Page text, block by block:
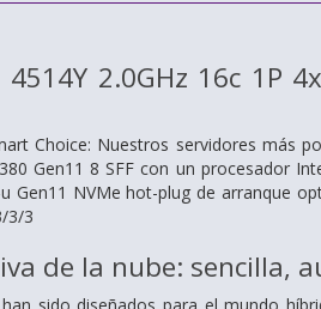
2.0GHz 16c 1P
Choice: Nuestros servidores más
Gen11 8 SFF con un procesador
Gen11 NVMe hot-plug de arranque
3/3
de la nube: sencilla,